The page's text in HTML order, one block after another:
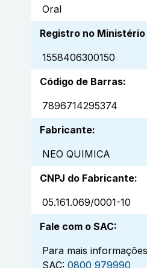
Oral
Registro no Ministério
1558406300150
Código de Barras:
7896714295374
Fabricante:
NEO QUIMICA
CNPJ do Fabricante:
05.161.069/0001-10
Fale com o SAC:
Para mais
SAC: 0800 979990